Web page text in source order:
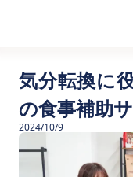
気分転換に
の食事補助
2024/10/9